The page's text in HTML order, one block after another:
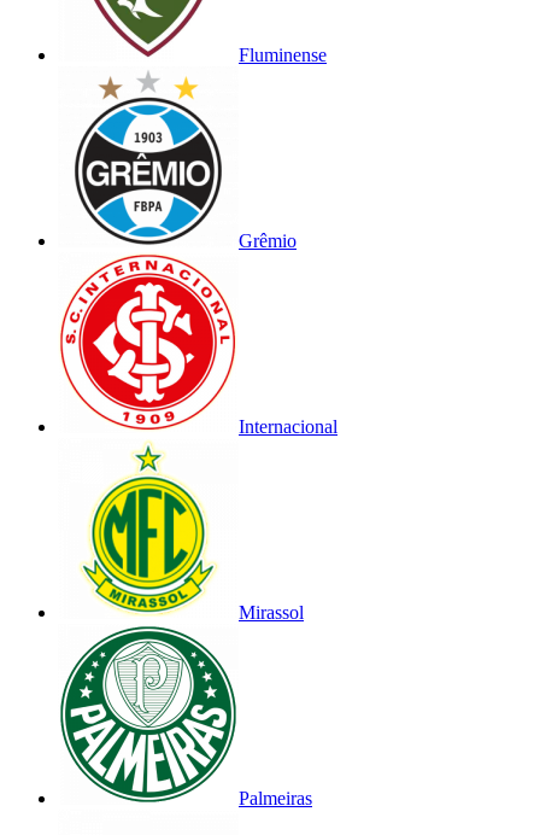
Fluminense
Grêmio
Internacional
Mirassol
Palmeiras